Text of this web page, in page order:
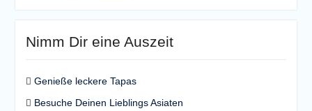
Nimm Dir eine Auszeit
Genieße leckere Tapas
Besuche Deinen Lieblings Asiaten